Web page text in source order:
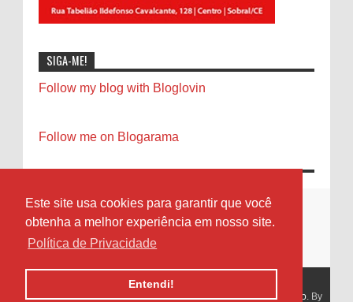
Este site usa cookies para garantir que você
obtenha a melhor experiência em nosso site.
Política de Privacidade
Entendi!
SIGA-ME!
Follow my blog with Bloglovin
Follow me on Blogarama
Copyright 2013Diário Sobralense - Notícias de Sobral e Região. By